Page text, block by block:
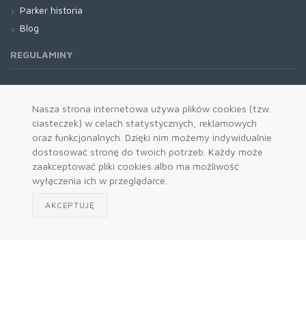
Nasza strona internetowa używa plików cookies (tzw.
ciasteczek) w celach statystycznych, reklamowych
oraz funkcjonalnych. Dzięki nim możemy indywidualnie
dostosować stronę do twoich potrzeb. Każdy może
zaakceptować pliki cookies albo ma możliwość
wyłączenia ich w przeglądarce.
AKCEPTUJĘ
Parker historia
Blog
REGULAMINY